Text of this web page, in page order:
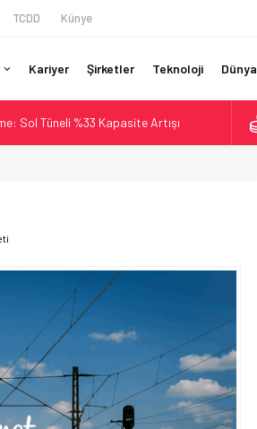
TCDD Künye
Kariyer Şirketler Teknoloji Dünya
Sol Tüneli %33 Kapasite Artışı
730 km’ye Düştü
Başladı
Kalıcı Yasak, Ceza Yok